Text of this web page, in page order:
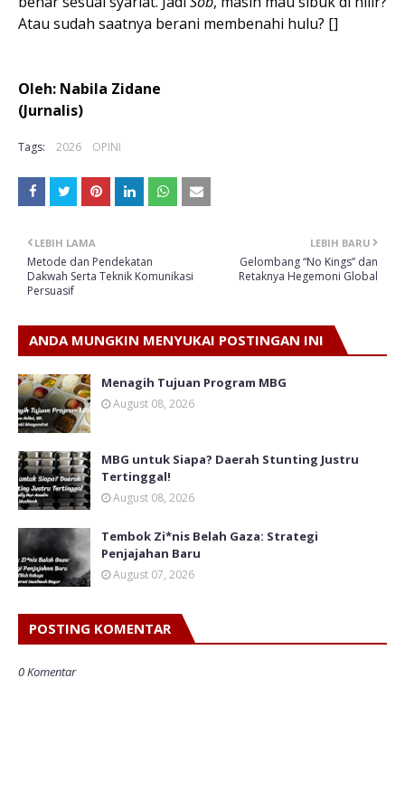
Atau sudah saatnya berani membenahi hulu? []
Oleh: Nabila Zidane
(Jurnalis)
Tags: 2026 OPINI
LEBIH BARU
Gelombang “No Kings” dan
Retaknya Hegemoni Global
LEBIH LAMA
Metode dan Pendekatan
Dakwah Serta Teknik Komunikasi
Persuasif
ANDA MUNGKIN MENYUKAI POSTINGAN INI
Menagih Tujuan Program MBG
August 08, 2026
MBG untuk Siapa? Daerah Stunting Justru
Tertinggal!
August 08, 2026
Tembok Zi*nis Belah Gaza: Strategi
Penjajahan Baru
August 07, 2026
POSTING KOMENTAR
0 Komentar